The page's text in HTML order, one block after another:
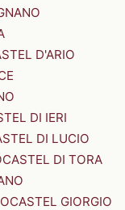
D'ARIO
DI IERI
DI LUCIO
CASTEL DI TORA
CASTEL GIORGIO